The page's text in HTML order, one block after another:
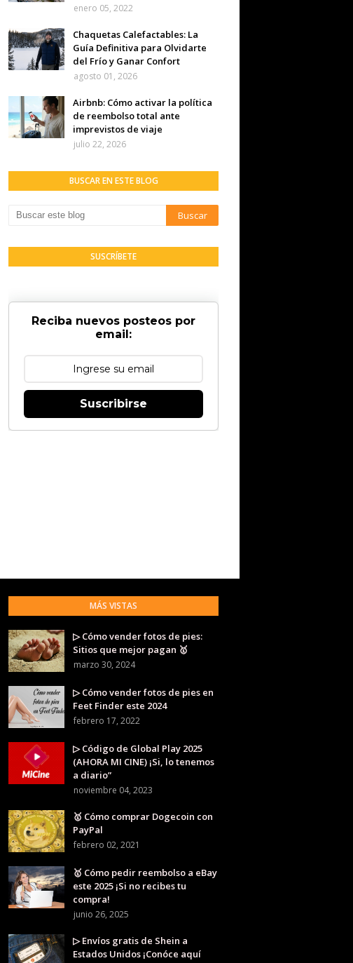
enero 05, 2022
Chaquetas Calefactables: La
Guía Definitiva para Olvidarte
del Frío y Ganar Confort
agosto 01, 2026
Airbnb: Cómo activar la política
de reembolso total ante
imprevistos de viaje
julio 22, 2026
BUSCAR EN ESTE BLOG
SUSCRÍBETE
Reciba nuevos posteos por
email:
Suscribirse
MÁS VISTAS
▷ Cómo vender fotos de pies:
Sitios que mejor pagan 🥇
marzo 30, 2024
▷ Cómo vender fotos de pies en
Feet Finder este 2024
febrero 17, 2022
▷ Código de Global Play 2025
(AHORA MI CINE) ¡Si, lo tenemos
a diario”
noviembre 04, 2023
🥇 Cómo comprar Dogecoin con
PayPal
febrero 02, 2021
🥇 Cómo pedir reembolso a eBay
este 2025 ¡Si no recibes tu
compra!
junio 26, 2025
▷ Envíos gratis de Shein a
Estados Unidos ¡Conóce aquí